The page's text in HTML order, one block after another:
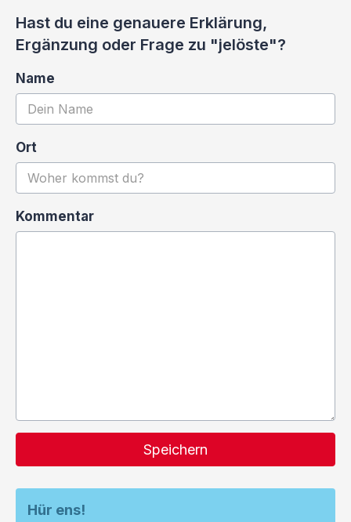
Hast du eine genauere Erklärung,
Ergänzung oder Frage zu "jelöste"?
Name
Ort
Kommentar
Speichern
Hür ens!